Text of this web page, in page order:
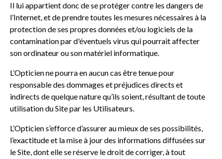
Il lui appartient donc de se protéger contre les dangers de
l’Internet, et de prendre toutes les mesures nécessaires à la
protection de ses propres données et/ou logiciels de la
contamination par d'éventuels virus qui pourrait affecter
son ordinateur ou son matériel informatique.
L’Opticien ne pourra en aucun cas être tenue pour
responsable des dommages et préjudices directs et
indirects de quelque nature qu’ils soient, résultant de toute
utilisation du Site par les Utilisateurs.
L’Opticien s’efforce d’assurer au mieux de ses possibilités,
l’exactitude et la mise à jour des informations diffusées sur
le Site, dont elle se réserve le droit de corriger, à tout